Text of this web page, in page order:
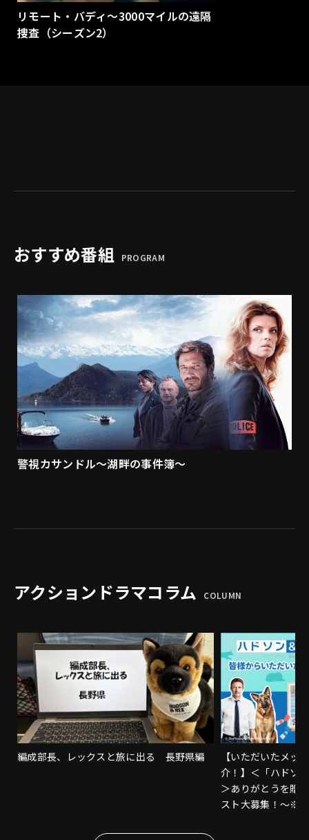
リモート・バディ～3000マイルの遠隔
捜査（シーズン2）
おすすめ番組 PROGRAM
警視カサンドル～湖畔の事件簿～
アクションドラマコラム COLUMN
編成部長、レックスと旅に出る 長野県編
【いただいたメッ
介！】＜「ハドソ
＞ありがとうを贈
スト大募集！～※